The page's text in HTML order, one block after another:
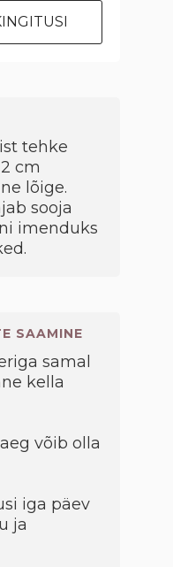
tehke
cm
lõige.
sooja
imenduks
SAAMINE
samal
kella
võib olla
iga päev
ja